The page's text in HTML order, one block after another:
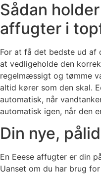
Sådan
affugter i
For at få det bedste ud af
at vedligeholde den
regelmæssigt og tømme
altid kører som den skal.
automatisk, når
automatisk igen, når den
Din nye,
En Eeese affugter er din
Uanset om du har brug